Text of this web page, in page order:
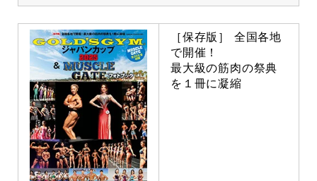
［保存版］ 全国各地
で開催！
最大級の筋肉の祭典
を１冊に凝縮